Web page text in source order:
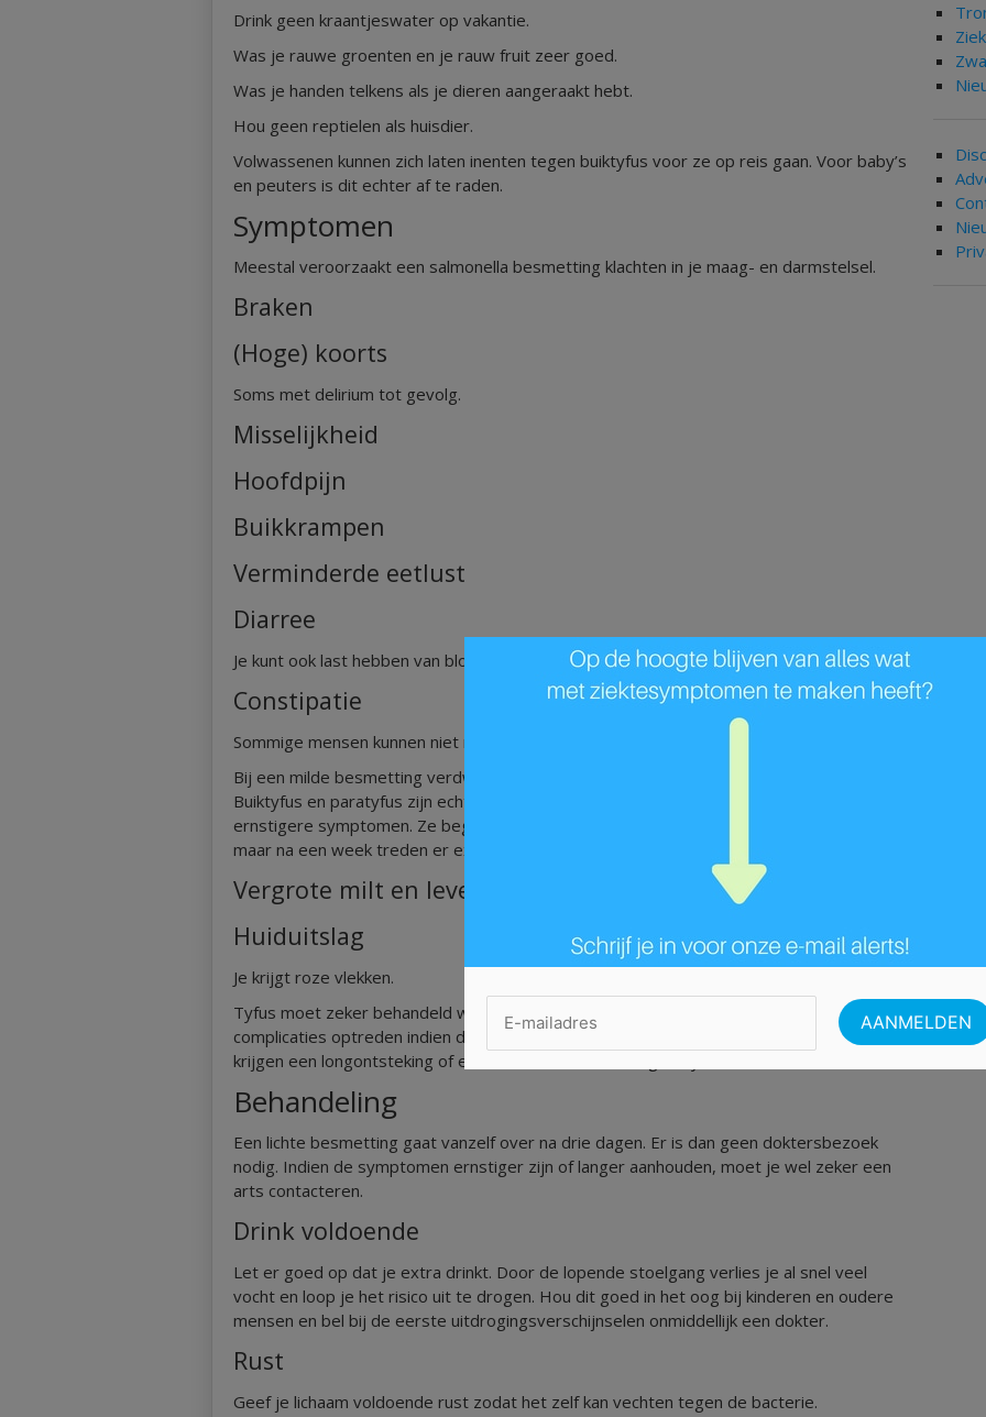
Drink geen kraantjeswater op vakantie.
Was je rauwe groenten en je rauw fruit zeer goed.
Was je handen telkens als je dieren aangeraakt hebt.
Hou geen reptielen als huisdier.
Volwassenen kunnen zich laten inenten tegen buiktyfus voor ze op reis gaan. Voor baby’s
en peuters is dit echter af te raden.
Symptomen
Meestal veroorzaakt een salmonella besmetting klachten in je maag- en darmstelsel.
Braken
(Hoge) koorts
Soms met delirium tot gevolg.
Misselijkheid
Hoofdpijn
Buikkrampen
Verminderde eetlust
Diarree
Je kunt ook last hebben van bloed in je stoelgang.
Constipatie
Sommige mensen kunnen niet meer naar het toilet gaan.
Bij een milde besmetting verdwijnen de symptomen spontaan na een drietal dagen.
Buiktyfus en paratyfus zijn echter ook twee vormen van salmonella en deze hebben
ernstigere symptomen. Ze beginnen met dezelfde klachten als een lichte besmetting,
maar na een week treden er extra symptomen op:
Vergrote milt en lever
Huiduitslag
Je krijgt roze vlekken.
Tyfus moet zeker behandeld worden door een dokter, er kunnen namelijk ernstige
complicaties optreden indien de patiënt niet goed opgevolgd wordt. Sommige mensen
krijgen een longontsteking of een hersenvliesontsteking na tyfus.
Behandeling
Een lichte besmetting gaat vanzelf over na drie dagen. Er is dan geen doktersbezoek
nodig. Indien de symptomen ernstiger zijn of langer aanhouden, moet je wel zeker een
arts contacteren.
Drink voldoende
Let er goed op dat je extra drinkt. Door de lopende stoelgang verlies je al snel veel
vocht en loop je het risico uit te drogen. Hou dit goed in het oog bij kinderen en oudere
mensen en bel bij de eerste uitdrogingsverschijnselen onmiddellijk een dokter.
Rust
Geef je lichaam voldoende rust zodat het zelf kan vechten tegen de bacterie.